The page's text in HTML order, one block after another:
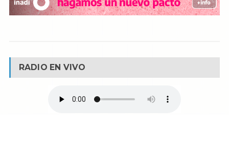
RADIO EN VIVO